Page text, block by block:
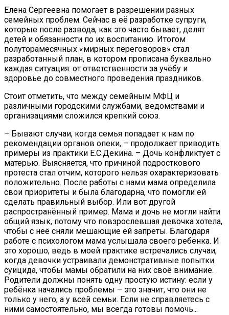
Елена Сергеевна помогает в разрешении разных
семейных проблем. Сейчас в её разработке супруги,
которые после развода, как это часто бывает, делят
детей и обязанности по их воспитанию. Итогом
полуторамесячных «мирных переговоров» стал
разработанный план, в котором прописана буквально
каждая ситуация: от ответственности за учёбу и
здоровье до совместного проведения праздников.
Стоит отметить, что между семейным МФЦ и
различными городскими службами, ведомствами и
организациями сложился крепкий союз.
– Бывают случаи, когда семья попадает к нам по
рекомендации органов опеки, – продолжает приводить
примеры из практики Е.С.Декина. – Дочь конфликтует с
матерью. Выясняется, что причиной подросткового
протеста стал отчим, которого нельзя охарактеризовать
положительно. После работы с нами мама определила
свои приоритеты и была благодарна, что помогли ей
сделать правильный выбор. Или вот другой
распространённый пример. Мама и дочь не могли найти
общий язык, потому что повзрослевшая девочка хотела,
чтобы с неё сняли мешающие ей запреты. Благодаря
работе с психологом мама услышала своего ребёнка. И
это хорошо, ведь в моей практике встречались случаи,
когда девочки устраивали демонстративные попытки
суицида, чтобы мамы обратили на них своё внимание.
Родители должны понять одну простую истину: если у
ребёнка начались проблемы – это значит, что они не
только у него, а у всей семьи. Если не справляетесь с
ними самостоятельно, мы всегда готовы помочь...